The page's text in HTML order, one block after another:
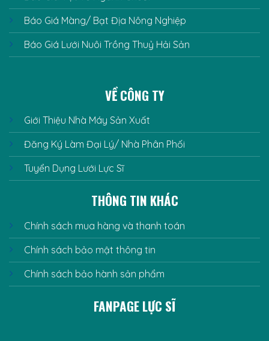
Báo Giá Màng/ Bạt Địa Nông Nghiệp
Báo Giá Lưới Nuôi Trồng Thuỷ Hải Sản
VỀ CÔNG TY
Giới Thiệu Nhà Máy Sản Xuất
Đăng Ký Làm Đại Lý/ Nhà Phân Phối
Tuyển Dụng Lưới Lực Sĩ
THÔNG TIN KHÁC
Chính sách mua hàng và thanh toán
Chính sách bảo mật thông tin
Chính sách bảo hành sản phẩm
FANPAGE LỰC SĨ